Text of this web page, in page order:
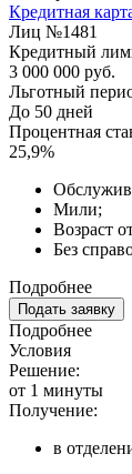
Кредитная
Лиц №1481
Кредитный
3 000 000 руб.
Льготный
До 50 дней
Процентная
25,9%
Мили;
Возраст
Без
Подробнее
Подать заявку
Подробнее
Условия
Решение:
от 1 минуты
Получение:
в